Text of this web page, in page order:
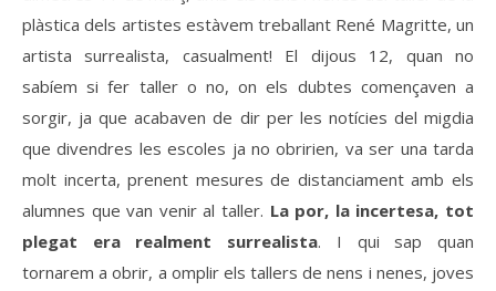
plàstica dels artistes estàvem treballant René Magritte, un
artista surrealista, casualment! El dijous 12, quan no
sabíem si fer taller o no, on els dubtes començaven a
sorgir, ja que acabaven de dir per les notícies del migdia
que divendres les escoles ja no obririen, va ser una tarda
molt incerta, prenent mesures de distanciament amb els
alumnes que van venir al taller. La por, la incertesa, tot
plegat era realment surrealista. I qui sap quan
tornarem a obrir, a omplir els tallers de nens i nenes, joves